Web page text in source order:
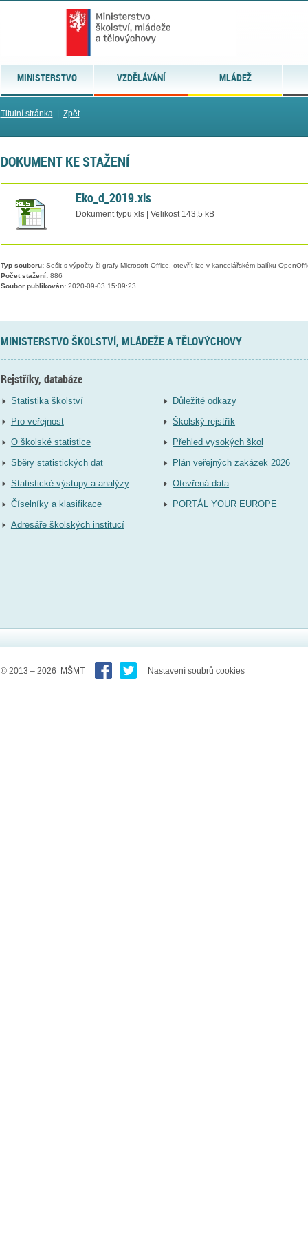
MINISTERSTVO VZDĚLÁVÁNÍ MLÁDEŽ
Titulní stránka| Zpět
DOKUMENT KE STAŽENÍ
Eko_d_2019.xls
Dokument typu xls | Velikost 143,5 kB
Typ souboru:Sešit s výpočty či grafy Microsoft Office, otevřít lze v kancelářském balíku
Počet stažení:886
Soubor publikován:2020-09-03 15:09:23
MINISTERSTVO ŠKOLSTVÍ, MLÁDEŽE A TĚLOVÝCHOVY
Rejstříky, databáze
Statistika školství
Pro veřejnost
O školské statistice
Sběry statistických dat
Statistické výstupy a analýzy
Číselníky a klasifikace
Adresáře školských institucí
Důležité odkazy
Školský rejstřík
Přehled vysokých škol
Plán veřejných zakázek 2026
Otevřená data
PORTÁL YOUR EUROPE
© 2013 – 2026 MŠMT Nastavení soubrů cookies